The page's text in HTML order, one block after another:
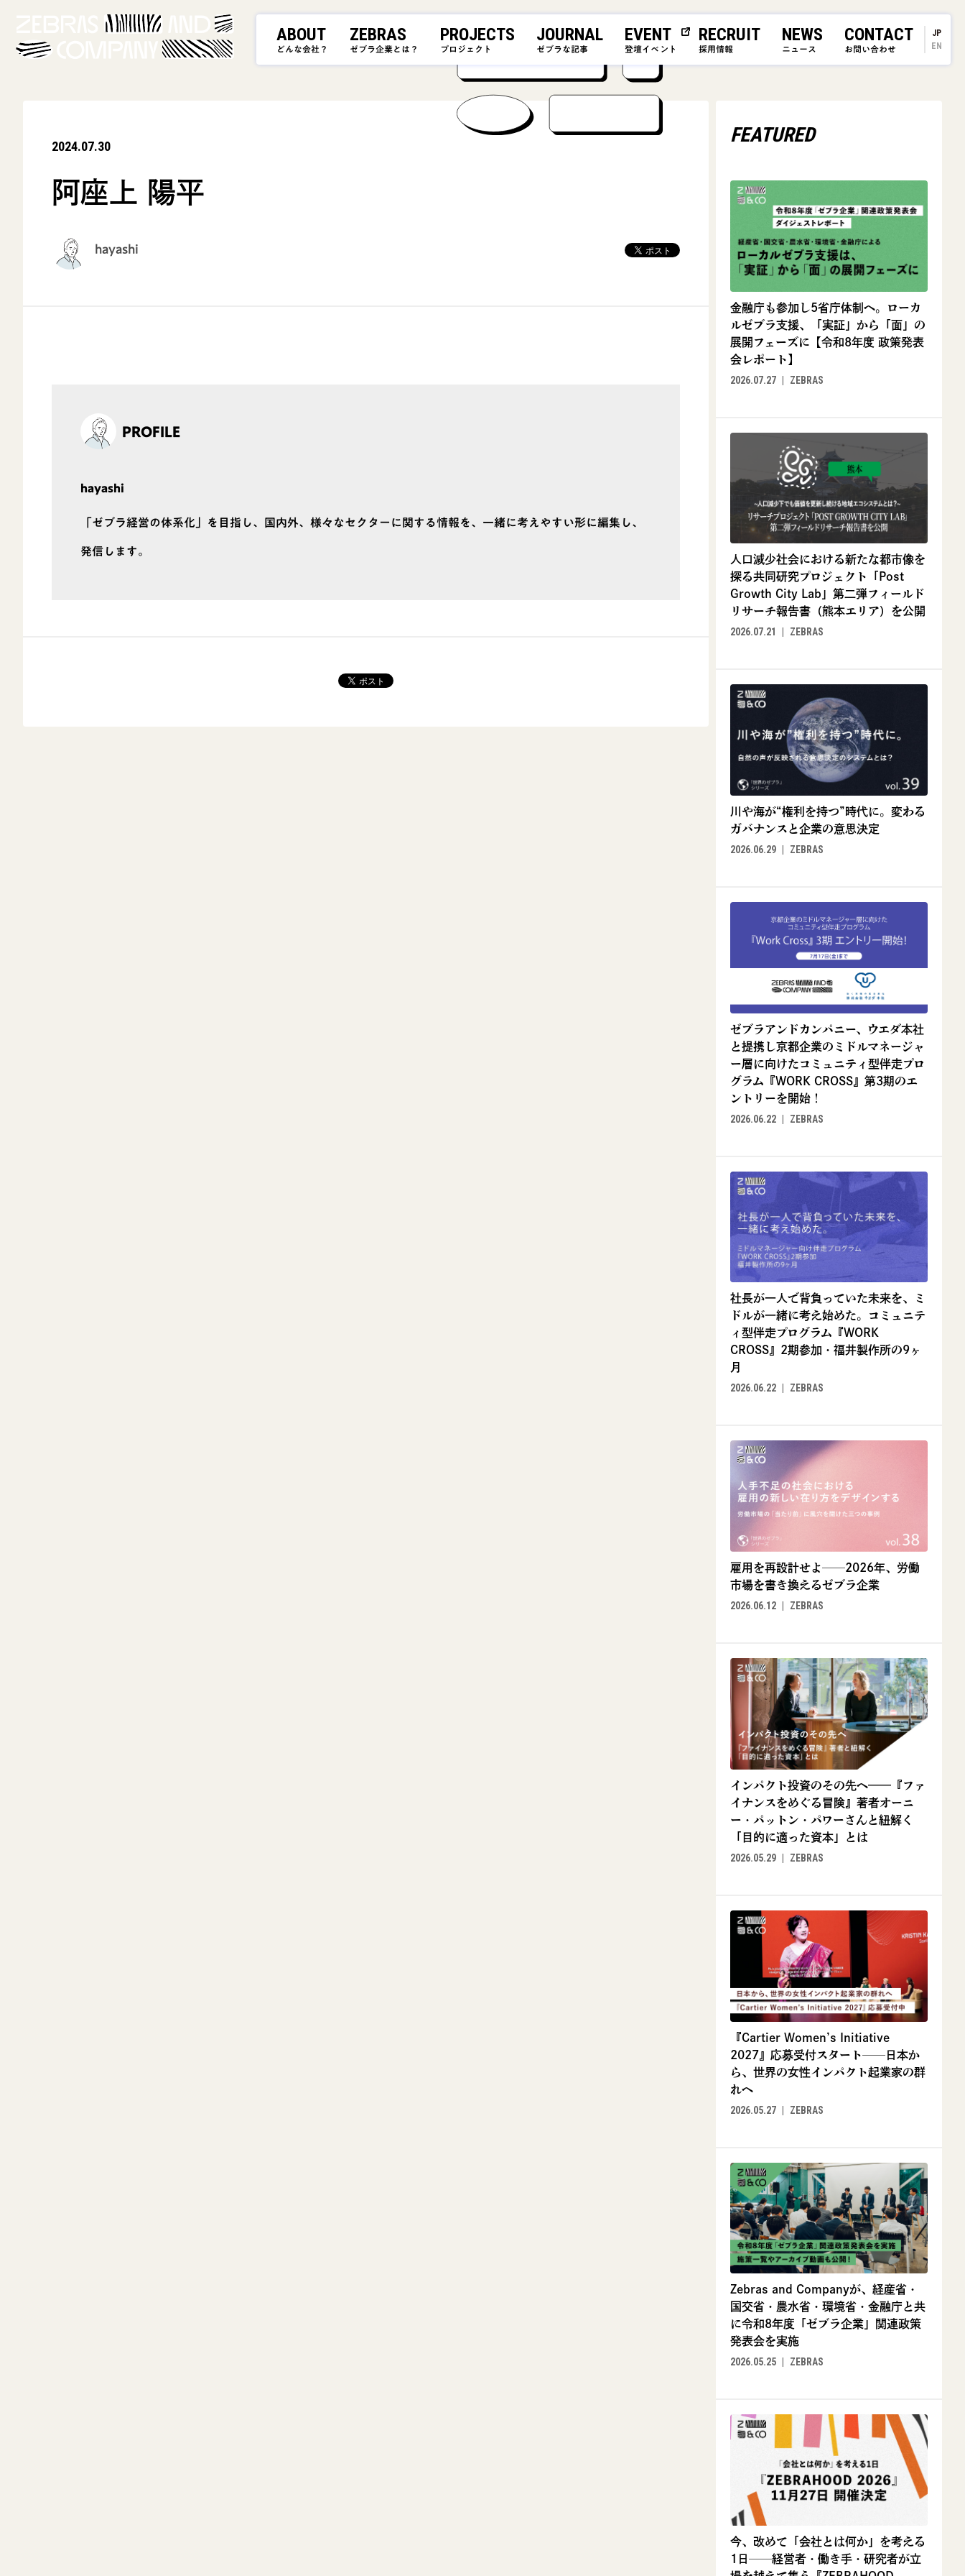
ABOUT
どんな会社？
ZEBRAS
ゼブラ企業とは？
PROJECTS
プロジェクト
JOURNAL
ゼブラな記事
EVENT
登壇イベント
RECRUIT
採用情報
NEWS
ニュース
CONTACT
お問い合わせ EN
JP
2024.07.30
阿座上 陽平
hayashi
PROFILE
hayashi
「ゼブラ経営の体系化」を目指し、国内外、様々なセクターに関する情報を、一緒に考えやすい形に編集し、
発信します。
FEATURED
金融庁も参加し5省庁体制へ。ローカ
ルゼブラ支援、「実証」から「面」の
展開フェーズに【令和8年度 政策発表
会レポート】
2026.07.27
ZEBRAS
人口減少社会における新たな都市像を
探る共同研究プロジェクト「Post
Growth City Lab」第二弾フィールド
リサーチ報告書（熊本エリア）を公開
2026.07.21
ZEBRAS
川や海が“権利を持つ”時代に。変わる
ガバナンスと企業の意思決定
2026.06.29
ZEBRAS
ゼブラアンドカンパニー、ウエダ本社
と提携し京都企業のミドルマネージャ
ー層に向けたコミュニティ型伴走プロ
グラム『WORK CROSS』第3期のエ
ントリーを開始！
2026.06.22
ZEBRAS
社長が一人で背負っていた未来を、ミ
ドルが一緒に考え始めた。コミュニテ
ィ型伴走プログラム『WORK
CROSS』2期参加・福井製作所の9ヶ
月
2026.06.22
ZEBRAS
雇用を再設計せよ──2026年、労働
市場を書き換えるゼブラ企業
2026.06.12
ZEBRAS
インパクト投資のその先へ——『ファ
イナンスをめぐる冒険』著者オーニ
ー・パットン・パワーさんと紐解く
「目的に適った資本」とは
2026.05.29
ZEBRAS
『Cartier Women’s Initiative
2027』応募受付スタート──日本か
ら、世界の女性インパクト起業家の群
れへ
2026.05.27
ZEBRAS
Zebras and Companyが、経産省・
国交省・農水省・環境省・金融庁と共
に令和8年度「ゼブラ企業」関連政策
発表会を実施
2026.05.25
ZEBRAS
今、改めて「会社とは何か」を考える
1日──経営者・働き手・研究者が立